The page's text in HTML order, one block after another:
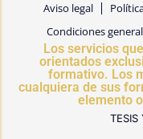
Aviso legal
Condiciones
Los servicios
orientados
formativo. Los
cualquiera de sus
elemento